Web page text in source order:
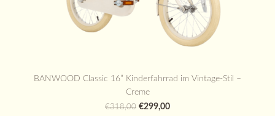
BANWOOD Classic 16” Kinderfahrrad im Vintage-Stil –
Creme
€318,00 €299,00